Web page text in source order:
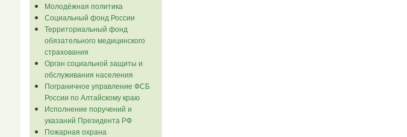
Молодёжная политика
Социальный фонд России
Территориальный фонд
обязательного медицинского
страхования
Орган социальной защиты и
обслуживания населения
Пограничное управление ФСБ
России по Алтайскому краю
Исполнение поручений и
указаний Президента РФ
Пожарная охрана